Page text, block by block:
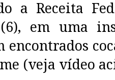
a Receita
em uma
encontrados
(veja vídeo